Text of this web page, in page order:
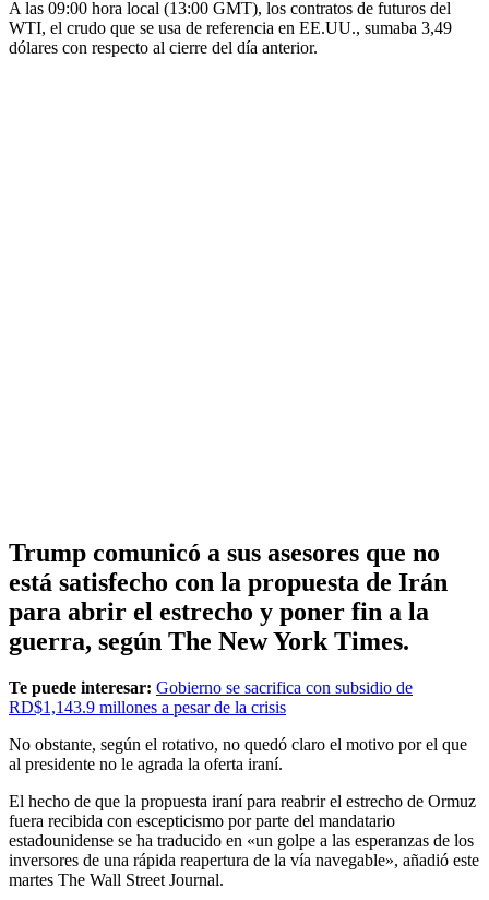
A las 09:00 hora local (13:00 GMT), los contratos de futuros del
WTI, el crudo que se usa de referencia en EE.UU., sumaba 3,49
dólares con respecto al cierre del día anterior.
Trump comunicó a sus asesores que no
está satisfecho con la propuesta de Irán
para abrir el estrecho y poner fin a la
guerra, según The New York Times.
Te puede interesar: Gobierno se sacrifica con subsidio de
RD$1,143.9 millones a pesar de la crisis
No obstante, según el rotativo, no quedó claro el motivo por el que
al presidente no le agrada la oferta iraní.
El hecho de que la propuesta iraní para reabrir el estrecho de Ormuz
fuera recibida con escepticismo por parte del mandatario
estadounidense se ha traducido en «un golpe a las esperanzas de los
inversores de una rápida reapertura de la vía navegable», añadió este
martes The Wall Street Journal.